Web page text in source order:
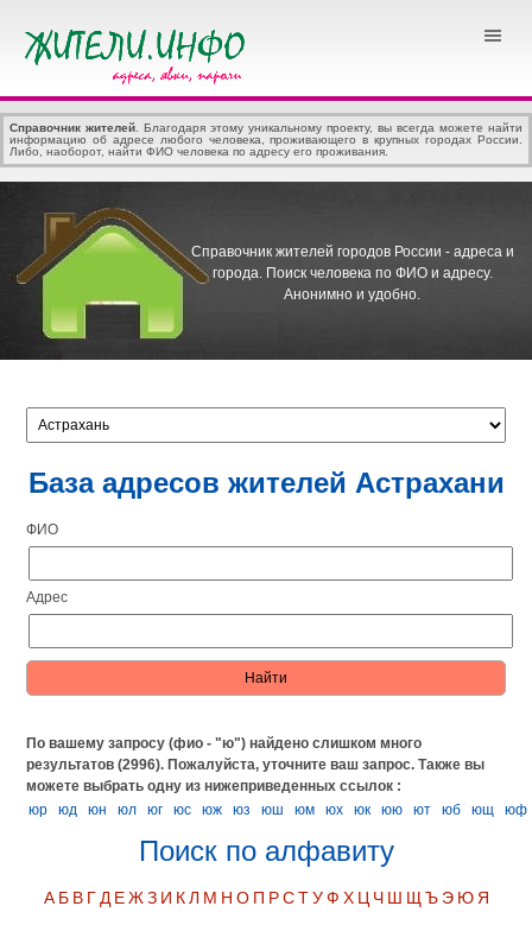
Справочник жителей . Благодаря этому уникальному проекту, вы всегда можете найти
информацию об адресе любого человека, проживающего в крупных городах России.
Либо, наоборот, найти ФИО человека по адресу его проживания.
Справочник жителей городов России - адреса и
города. Поиск человека по ФИО и адресу.
Анонимно и удобно.
База адресов жителей Астрахани
ФИО
Адрес
По вашему запросу (фио - "ю") найдено слишком много
результатов (2996). Пожалуйста, уточните ваш запрос.Также вы
можете выбрать одну из нижеприведенных ссылок :
юр
юд юн юл юг юс юж юз юш юм юх юк юю ют юб ющ юф
Поиск по алфавиту
А Б В Г Д Е Ж З И К Л М Н О П Р С Т У Ф Х Ц Ч Ш Щ Ъ Э Ю Я